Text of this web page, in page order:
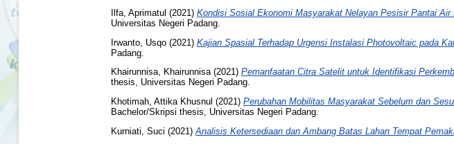
Ilfa, Aprimatul (2021) Kondisi Sosial Ekonomi Masyarakat Nelayan Pesisir Pantai
Universitas Negeri Padang.
Irwanto, Usqo (2021) Kajian Spasial Terhadap Urgensi Instalasi Photovoltaic pada
Padang.
Khairunnisa, Khairunnisa(2021) Pemanfaatan Citra Satelit untuk Identifikasi
thesis, Universitas Negeri Padang.
Khotimah, Attika Khusnul (2021) Perubahan Mobilitas Masyarakat Sebelum dan
Bachelor/Skripsi thesis, Universitas Negeri Padang.
Kurniati, Suci (2021)Analisis Ketersediaan dan Ambang Batas Lahan Tempat